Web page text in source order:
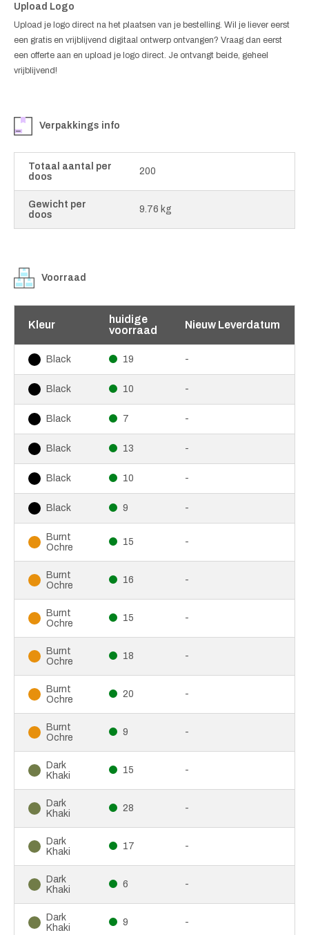
Upload Logo
Upload je logo direct na het plaatsen van je bestelling. Wil je liever eerst
een gratis en vrijblijvend digitaal ontwerp ontvangen? Vraag dan eerst
een offerte aan en upload je logo direct. Je ontvangt beide, geheel
vrijblijvend!
Verpakkings info
Totaal aantal per
doos
200
Gewicht per
doos
9.76 kg
Voorraad
Kleur
huidige
voorraad
Nieuw Leverdatum
Black 19 -
Black 10 -
Black 7 -
Black 13 -
Black 10 -
Black 9 -
Burnt
Ochre
15 -
Burnt
Ochre
16 -
Burnt
Ochre
15 -
Burnt
Ochre
18 -
Burnt
Ochre
20 -
Burnt
Ochre
9 -
Dark
Khaki
15 -
Dark
Khaki
28 -
Dark
Khaki
17 -
Dark
Khaki
6 -
Dark
Khaki
9 -